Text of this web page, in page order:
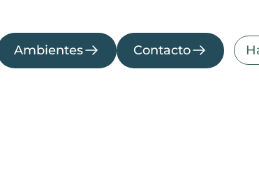
Ambientes Contacto